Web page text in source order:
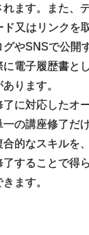
ます。また、
ド又はリンクを
やSNSで公開
電子履歴書と
ります。
了に対応したオ
の講座修了だ
合的なスキルを
することで得
ます。